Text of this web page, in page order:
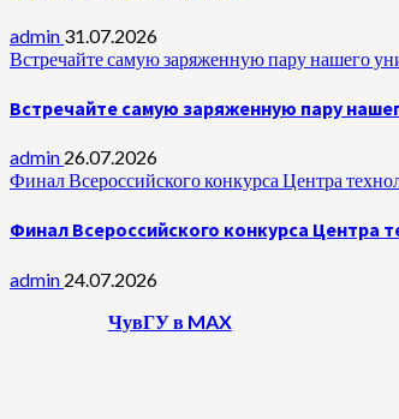
admin 31.07.2026
Встречайте самую заряженную пару
Встречайте самую заряженную пару
admin 26.07.2026
Финал Всероссийского конкурса Центра
Финал Всероссийского конкурса Центра
admin 24.07.2026
ЧувГУ в MAX